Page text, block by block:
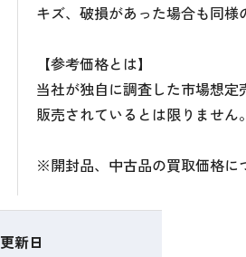
キズ、破損があった場合も同様
【参考価格とは】
当社が独自に調査した市場想
販売されているとは限りません。
※開封品、中古品の買取価格に
更新日